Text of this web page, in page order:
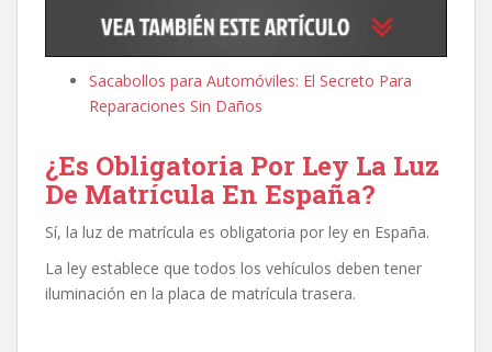
Sacabollos para Automóviles: El Secreto Para
Reparaciones Sin Daños
¿Es Obligatoria Por Ley La Luz
De Matrícula En España?
Sí, la luz de matrícula es obligatoria por ley en España.
La ley establece que todos los vehículos deben tener
iluminación en la placa de matrícula trasera.